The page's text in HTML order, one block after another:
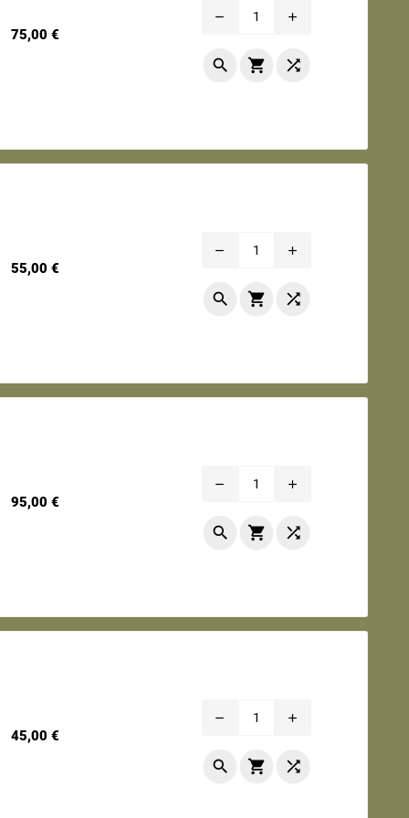
75,00 €Prix
remove add
  
55,00 €Prix
remove add
  
95,00 €Prix
remove add
  
45,00 €Prix
remove add
  